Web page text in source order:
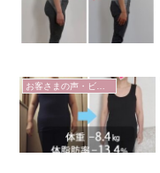
お客さまの声・ビフォーアフター